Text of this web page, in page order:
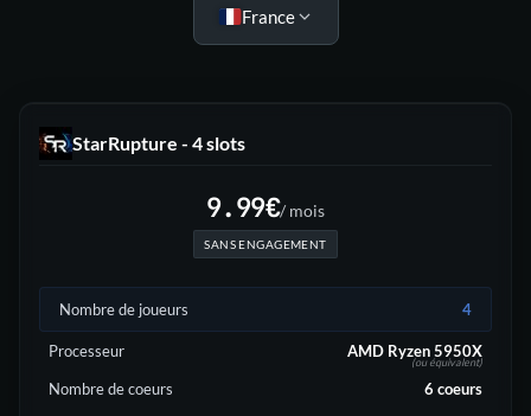
France
StarRupture - 4 slots
9.99€/ mois
SANS ENGAGEMENT
Nombre de joueurs 4
Processeur AMD Ryzen 5950X
(ou équivalent)
Nombre de coeurs 6 coeurs